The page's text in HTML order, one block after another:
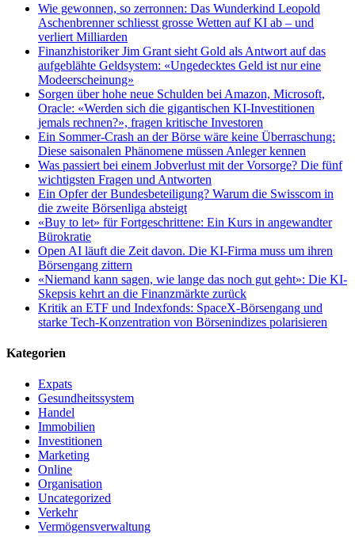
Wie gewonnen, so zerronnen: Das Wunderkind Leopold
Aschenbrenner schliesst grosse Wetten auf KI ab – und
verliert Milliarden
Finanzhistoriker Jim Grant sieht Gold als Antwort auf das
aufgeblähte Geldsystem: «Ungedecktes Geld ist nur eine
Modeerscheinung»
Sorgen über hohe neue Schulden bei Amazon, Microsoft,
Oracle: «Werden sich die gigantischen KI-Investitionen
jemals rechnen?», fragen kritische Investoren
Ein Sommer-Crash an der Börse wäre keine Überraschung:
Diese saisonalen Phänomene müssen Anleger kennen
Was passiert bei einem Jobverlust mit der Vorsorge? Die fünf
wichtigsten Fragen und Antworten
Ein Opfer der Bundesbeteiligung? Warum die Swisscom in
die zweite Börsenliga absteigt
«Buy to let» für Fortgeschrittene: Ein Kurs in angewandter
Bürokratie
Open AI läuft die Zeit davon. Die KI-Firma muss um ihren
Börsengang zittern
«Niemand kann sagen, wie lange das noch gut geht»: Die KI-
Skepsis kehrt an die Finanzmärkte zurück
Kritik an ETF und Indexfonds: SpaceX-Börsengang und
starke Tech-Konzentration von Börsenindizes polarisieren
Kategorien
Expats
Gesundheitssystem
Handel
Immobilien
Investitionen
Marketing
Online
Organisation
Uncategorized
Verkehr
Vermögensverwaltung